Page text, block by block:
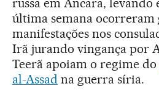
russa em Ancara, levando
última semana ocorreram
manifestações nos
Irã jurando vingança por
Teerã apoiam o regime do
al-Assadna guerra síria.